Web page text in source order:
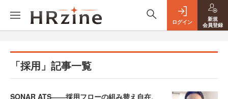
ログイン
新規
会員登録
「採用」記事一覧
SONAR ATS――採用フローの組み替え自在、